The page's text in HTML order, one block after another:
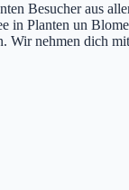
Besucher aus
in Planten un
Wir nehmen dich